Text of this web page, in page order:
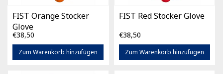
FIST Orange Stocker
Glove
€38,50
Zum Warenkorb hinzufügen
FIST Red Stocker Glove
€38,50
Zum Warenkorb hinzufügen